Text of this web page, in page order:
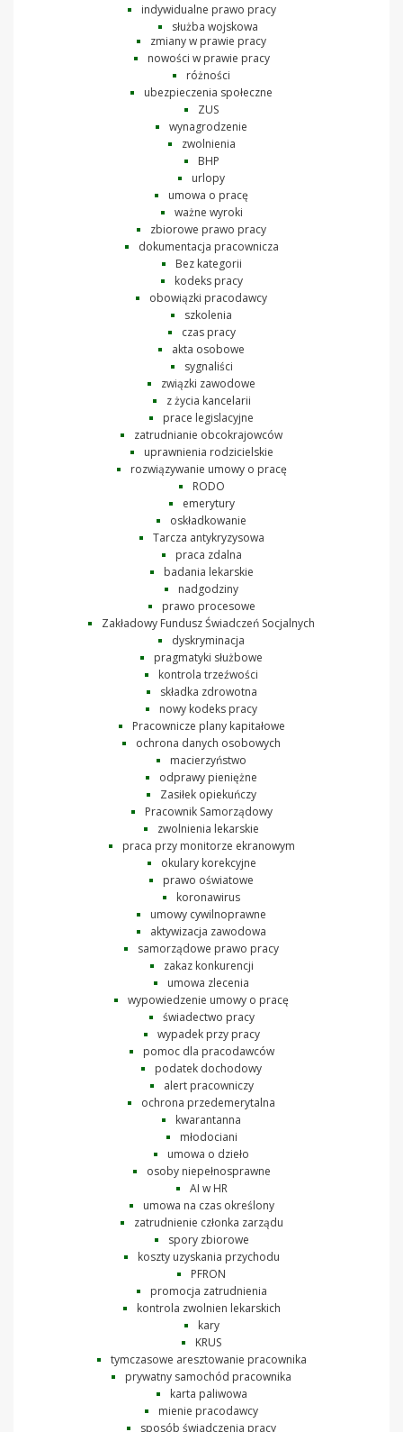
indywidualne prawo pracy
służba wojskowa
zmiany w prawie pracy
nowości w prawie pracy
różności
ubezpieczenia społeczne
ZUS
wynagrodzenie
zwolnienia
BHP
urlopy
umowa o pracę
ważne wyroki
zbiorowe prawo pracy
dokumentacja pracownicza
Bez kategorii
kodeks pracy
obowiązki pracodawcy
szkolenia
czas pracy
akta osobowe
sygnaliści
związki zawodowe
z życia kancelarii
prace legislacyjne
zatrudnianie obcokrajowców
uprawnienia rodzicielskie
rozwiązywanie umowy o pracę
RODO
emerytury
oskładkowanie
Tarcza antykryzysowa
praca zdalna
badania lekarskie
nadgodziny
prawo procesowe
Zakładowy Fundusz Świadczeń Socjalnych
dyskryminacja
pragmatyki służbowe
kontrola trzeźwości
składka zdrowotna
nowy kodeks pracy
Pracownicze plany kapitałowe
ochrona danych osobowych
macierzyństwo
odprawy pieniężne
Zasiłek opiekuńczy
Pracownik Samorządowy
zwolnienia lekarskie
praca przy monitorze ekranowym
okulary korekcyjne
prawo oświatowe
koronawirus
umowy cywilnoprawne
aktywizacja zawodowa
samorządowe prawo pracy
zakaz konkurencji
umowa zlecenia
wypowiedzenie umowy o pracę
świadectwo pracy
wypadek przy pracy
pomoc dla pracodawców
podatek dochodowy
alert pracowniczy
ochrona przedemerytalna
kwarantanna
młodociani
umowa o dzieło
osoby niepełnosprawne
AI w HR
umowa na czas określony
zatrudnienie członka zarządu
spory zbiorowe
koszty uzyskania przychodu
PFRON
promocja zatrudnienia
kontrola zwolnien lekarskich
kary
KRUS
tymczasowe aresztowanie pracownika
prywatny samochód pracownika
karta paliwowa
mienie pracodawcy
sposób świadczenia pracy